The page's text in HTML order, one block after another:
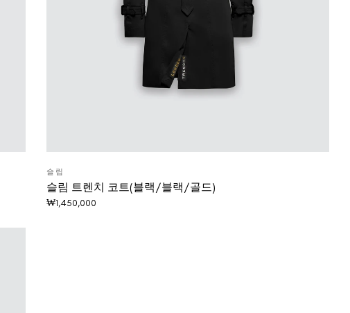
슬림
슬림 트렌치 코트(블랙/블랙/골드)
₩1,450,000